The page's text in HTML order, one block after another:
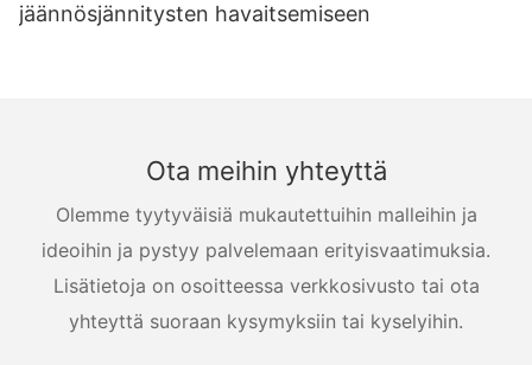
jäännösjännitysten havaitsemiseen
Ota meihin yhteyttä
Olemme tyytyväisiä mukautettuihin malleihin ja
ideoihin ja pystyy palvelemaan erityisvaatimuksia.
Lisätietoja on osoitteessa verkkosivusto tai ota
yhteyttä suoraan kysymyksiin tai kyselyihin.